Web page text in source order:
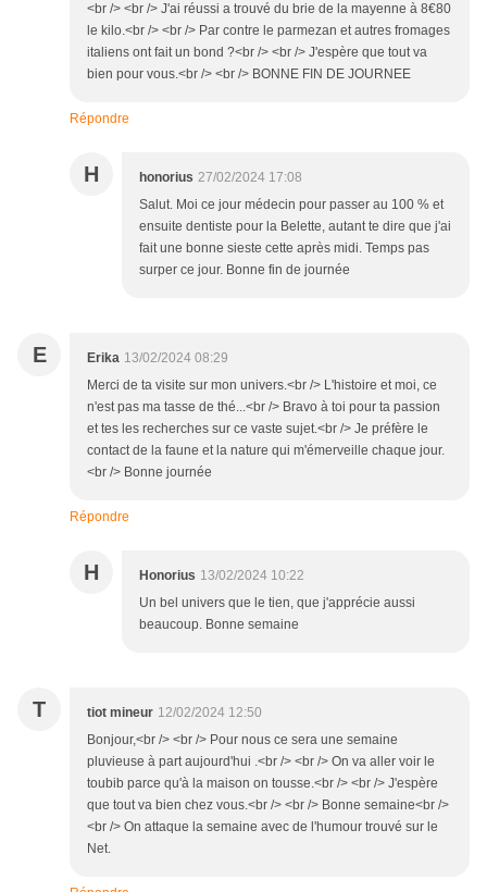
<br /> <br /> J'ai réussi a trouvé du brie de la mayenne à 8€80
le kilo.<br /> <br /> Par contre le parmezan et autres fromages
italiens ont fait un bond ?<br /> <br /> J'espère que tout va
bien pour vous.<br /> <br /> BONNE FIN DE JOURNEE
Répondre
H honorius 27/02/2024 17:08
Salut. Moi ce jour médecin pour passer au 100 % et
ensuite dentiste pour la Belette, autant te dire que j'ai
fait une bonne sieste cette après midi. Temps pas
surper ce jour. Bonne fin de journée
E Erika 13/02/2024 08:29
Merci de ta visite sur mon univers.<br /> L'histoire et moi, ce
n'est pas ma tasse de thé...<br /> Bravo à toi pour ta passion
et tes les recherches sur ce vaste sujet.<br /> Je préfère le
contact de la faune et la nature qui m'émerveille chaque jour.
<br /> Bonne journée
Répondre
H Honorius 13/02/2024 10:22
Un bel univers que le tien, que j'apprécie aussi
beaucoup. Bonne semaine
T tiot mineur 12/02/2024 12:50
Bonjour,<br /> <br /> Pour nous ce sera une semaine
pluvieuse à part aujourd'hui .<br /> <br /> On va aller voir le
toubib parce qu'à la maison on tousse.<br /> <br /> J'espère
que tout va bien chez vous.<br /> <br /> Bonne semaine<br />
<br /> On attaque la semaine avec de l'humour trouvé sur le
Net.